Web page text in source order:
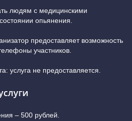
людям с медицинскими
опьянения.
предоставляет возможность
участников.
услуга не предоставляется.
– 500 рублей.